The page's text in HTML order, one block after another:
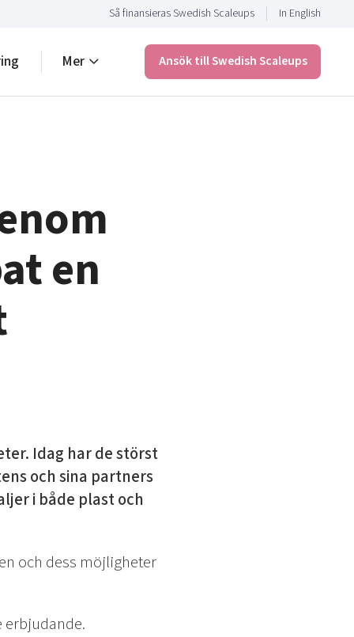
Så finansieras Swedish Scaleups In English
Mer Ansök till Swedish Scaleups
en
Idag har de störst
och sina partners
i både plast och
och dess möjligheter
erbjudande.